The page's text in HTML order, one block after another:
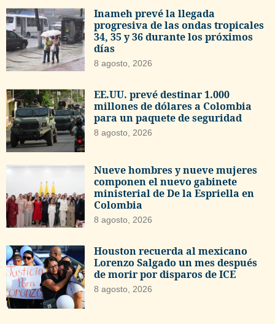
Inameh prevé la llegada
progresiva de las ondas tropicales
34, 35 y 36 durante los próximos
días
8 agosto, 2026
EE.UU. prevé destinar 1.000
millones de dólares a Colombia
para un paquete de seguridad
8 agosto, 2026
Nueve hombres y nueve mujeres
componen el nuevo gabinete
ministerial de De la Espriella en
Colombia
8 agosto, 2026
Houston recuerda al mexicano
Lorenzo Salgado un mes después
de morir por disparos de ICE
8 agosto, 2026